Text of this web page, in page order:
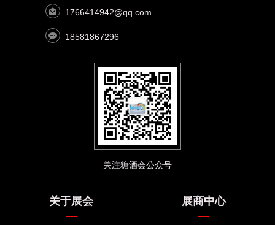
1766414942@qq.com
18581867296
关注糖酒会公众号
关于展会 展商中心